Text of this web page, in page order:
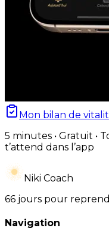
Mon bilan de
5 minutes • Gratuit •
t’attend dans l’app
Niki Coach
66 jours pour
Navigation